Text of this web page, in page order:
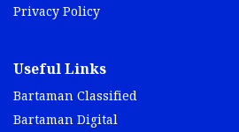
Privacy Policy
Useful Links
Bartaman Classified
Bartaman Digital